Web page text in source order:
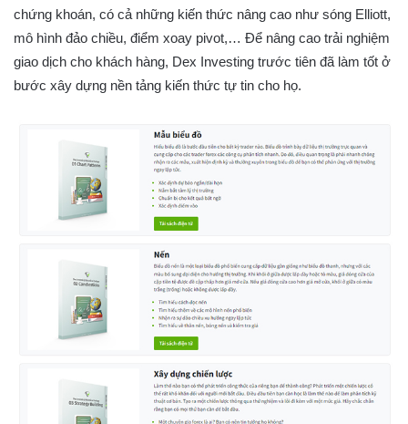
chứng khoán, có cả những kiến thức nâng cao như sóng Elliott,
mô hình đảo chiều, điểm xoay pivot,… Để nâng cao trải nghiệm
giao dịch cho khách hàng, Dex Investing trước tiên đã làm tốt ở
bước xây dựng nền tảng kiến thức tự tin cho họ.